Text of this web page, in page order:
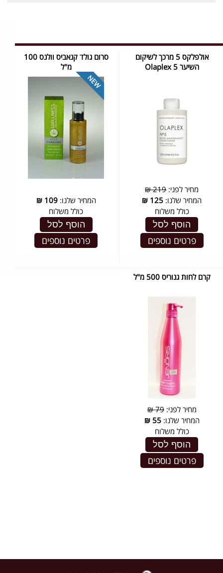
אולפלקס 5 מרכך לשיקום
השיער Olaplex 5
מחיר לפני:219 ₪
המחיר שלנו: 125
₪
כולל משלוח
הוסף לסל
פרטים נוספים
סרום גולד קנאביס וולנס 100
מ"ל
המחיר שלנו:109
₪
כולל משלוח
הוסף לסל
פרטים נוספים
קרם לחות גנוריס 500 מ"ל
מחיר לפני:79 ₪
המחיר שלנו:55
₪
כולל משלוח
הוסף לסל
פרטים נוספים